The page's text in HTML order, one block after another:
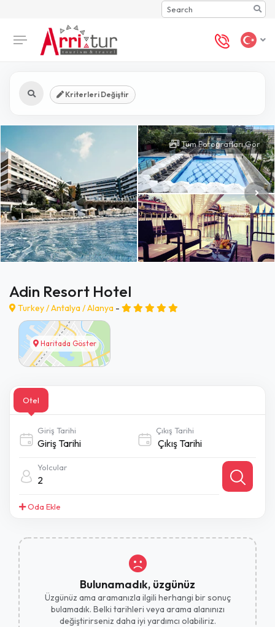
Search
Kriterleri Değiştir
Tüm Fotoğrafları Gör
Adin Resort Hotel
Turkey /Antalya/Alanya -
Haritada Göster
Otel
Giriş Tarihi Çıkış Tarihi
Yolcular
2
Oda Ekle
Bulunamadık, üzgünüz
Üzgünüz ama aramanızla ilgili herhangi bir sonuç
bulamadık. Belki tarihleri ​​veya arama alanınızı
değiştirirseniz daha iyi yardımcı olabiliriz.